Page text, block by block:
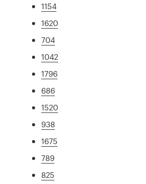
1154
1620
704
1042
1796
686
1520
938
1675
789
825